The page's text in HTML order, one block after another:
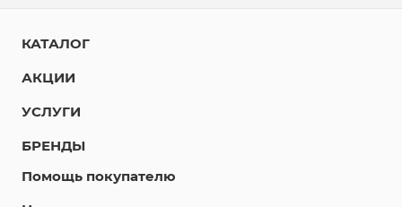
КАТАЛОГ
АКЦИИ
УСЛУГИ
БРЕНДЫ
Помощь покупателю